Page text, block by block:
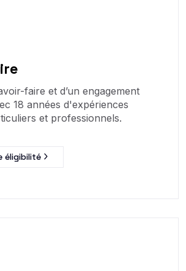
faire et d’un engagement
18 années d'expériences
et professionnels.
éligibilité